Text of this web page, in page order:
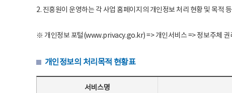
2. 진흥원이 운영하는 각 사업 홈페이지의 개인정보 처리 현황 및 목적
※ 개인정보 포털(www.privacy.go.kr) => 개인서비스 => 정보주체 권
개인정보의 처리목적 현황표
서비스명